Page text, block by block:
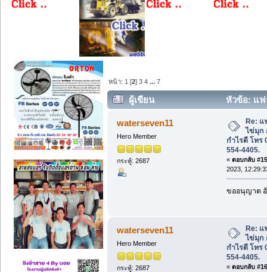
หน้า: 1 [2]3 4 ...7
ผู้เขียน
หัวข้อ: แฟ
กำไรดี โทร 02-004-8157, 088-554-
waterseven11
Hero Member
กระทู้: 2687
Re:
ไข่มุก
กำไรดี โทร
554-4405.
« ตอบกลับ
2023,
ขออนุญาต
waterseven11
Hero Member
กระทู้: 2687
Re:
ไข่มุก
กำไรดี โทร
554-4405.
« ตอบกลับ